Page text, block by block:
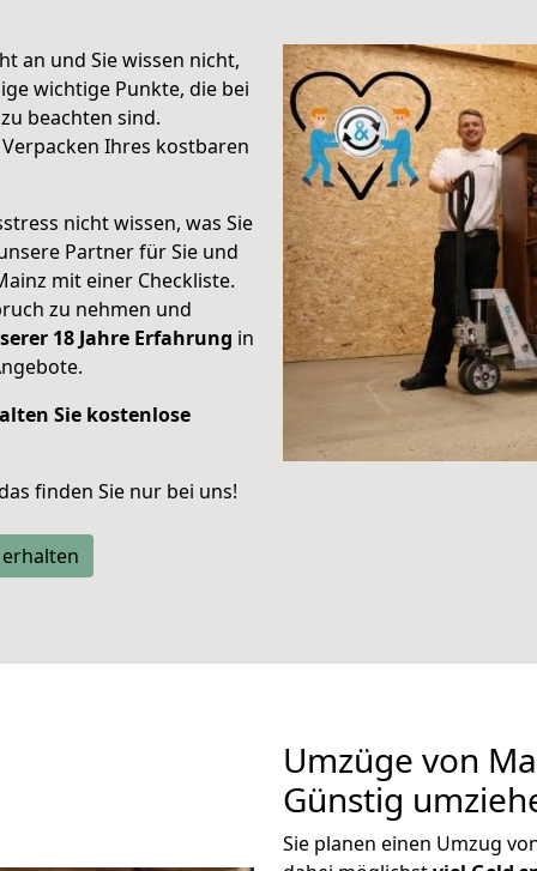
an und Sie wissen nicht,
wichtige Punkte, die bei
beachten sind.
Ihres kostbaren
nicht wissen, was Sie
Partner für Sie und
mit einer Checkliste.
zu nehmen und
18 Jahre Erfahrung in
Sie kostenlose
finden Sie nur bei uns!
Umzüge von
Günstig
Sie planen einen Umzug